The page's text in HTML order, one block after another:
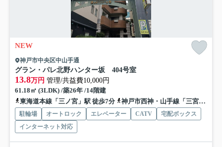
NEW
神戸市中央区中山手通
グラン・パレ北野ハンター坂 404号室
13.8万円 管理/共益費10,000円
61.18㎡ (3LDK) /築26年 /14階建
東海道本線「三ノ宮」駅 徒歩7分
神戸市西神・山手線「三宮」駅 徒歩5分
駐輪場 オートロック エレベーター CATV
宅配ボックス
インターネット対応